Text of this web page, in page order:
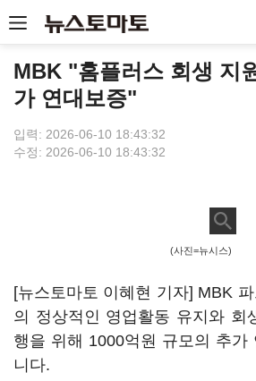
MBK "홈플러스 회생 지
가 연대보증"
입력: 2026-06-10 18:43:32
수정: 2026-06-10 18:43:32
(사진=뉴시스)
[뉴스토마토 이혜현 기자] MBK
의 정상적인 영업활동 유지와 회
행을 위해 1000억원 규모의 추가
니다.